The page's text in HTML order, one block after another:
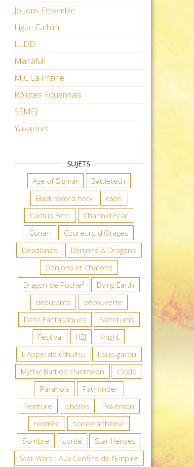
Jouons Ensemble
Ligue Cathîm
LLDD
Manafull
MJC La Prairie
Rôlistes Rouennais
SEMEJ
Yakajouer
SUJETS
Age of Sigmar
Battletech
Black sword hack
caen
Cantus Ferri
Channel Fear
Conan
Coureurs d'Orages
Deadlands
Donjons & Dragons
Donjons et Chatons
Dragon de Poche²
Dying Earth
débutants
découverte
Défis Fantastiques
Factotums
Festival
H2J
Knight
L'Appel de Cthulhu
Loup-garou
Mythic Battles: Pantheon
Ocelo
Paranoïa
Pathfinder
Peinture
photos
Pokémon
rentrée
soirée à thème
Sombre
sortie
Star Heroes
Star Wars : Aux Confins de l'Empire